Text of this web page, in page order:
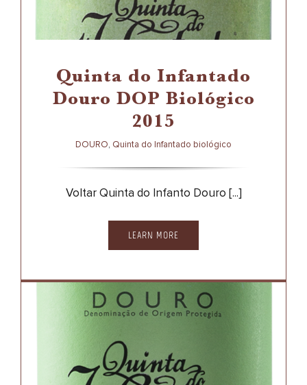
DOURO QUINTA DO INFANTADO BIOLÓGICO
Quinta do Infantado
Douro DOP Biológico
2015
DOURO, Quinta do Infantado biológico
Voltar Quinta do Infanto Douro [...]
LEARN MORE
Douro DOC Biológico
2012